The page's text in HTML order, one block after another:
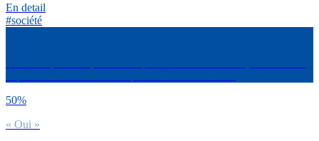
En detail
#société
50%
« Oui »